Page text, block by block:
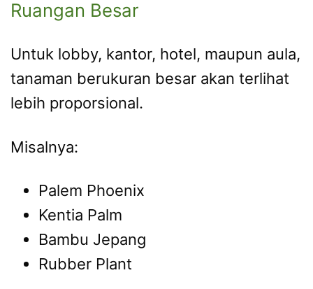
Ruangan Besar
Untuk lobby, kantor, hotel, maupun aula,
tanaman berukuran besar akan terlihat
lebih proporsional.
Misalnya:
Palem Phoenix
Kentia Palm
Bambu Jepang
Rubber Plant